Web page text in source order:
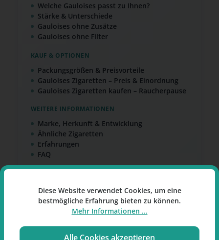
Welche Gauloises passt zu Ihnen?
Stärke & Unterschiede
Gauloises ohne Zusätze
Gauloises ohne Filter
KAUF & OPTIONEN
Packungsgrößen & Preisvorteile
Gauloises Zigaretten – Preis & Einordnung
Gauloises Zigaretten kaufen – Raucherpause
WEITERE INFORMATIONEN
Marke, Herkunft & Entwicklung
Ähnliche Zigaretten
Erfahrungen
FAQ
Gauloises Zigaretten – kurz &
Diese Website verwendet Cookies, um eine
bestmögliche Erfahrung bieten zu können.
Mehr Informationen ...
Alle Cookies akzeptieren